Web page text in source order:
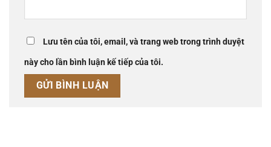
Lưu tên của tôi, email, và trang web trong trình duyệt
này cho lần bình luận kế tiếp của tôi.